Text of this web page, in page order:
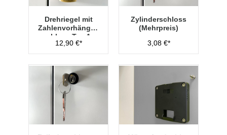
Drehriegel mit
Zahlenvorhänges
chloss Typ 1
12,90 €*
Zylinderschloss
(Mehrpreis)
3,08 €*